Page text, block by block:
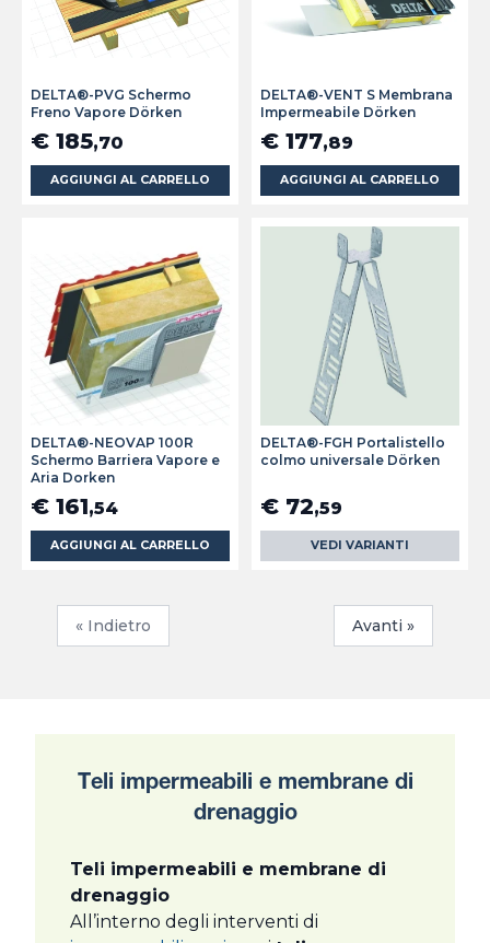
DELTA®-PVG Schermo
Freno Vapore Dörken
€ 185,70
AGGIUNGI AL CARRELLO
DELTA®-VENT S Membrana
Impermeabile Dörken
€ 177,89
AGGIUNGI AL CARRELLO
DELTA®-NEOVAP 100R
Schermo Barriera Vapore e
Aria Dorken
€ 161,54
AGGIUNGI AL CARRELLO
DELTA®-FGH Portalistello
colmo universale Dörken
€ 72,59
VEDI VARIANTI
« Indietro Avanti »
Teli impermeabili e membrane di
drenaggio
Teli impermeabili e membrane di
drenaggio
All’interno degli interventi di